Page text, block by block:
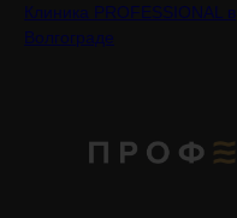
Клиника PROFESSIONAL в
Волгограде